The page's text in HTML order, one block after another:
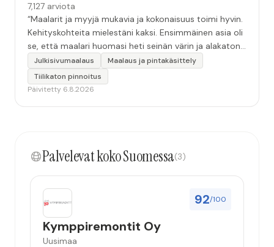
7,127 arviota
“Maalarit ja myyjä mukavia ja kokonaisuus toimi hyvin.
Kehityskohteita mielestäni kaksi. Ensimmäinen asia oli
se, että maalari huomasi heti seinän värin ja alakaton
värin erot mitä en huomannut. Hyvä toki että siinä
kohtaa huomattu mutta toki optimaalisessa
tilanteessa myyjä olisi jo kiinnittänyt tähän huomiota.
mahdollisuus että palveluita käytän”
Julkisivumaalaus
Maalaus ja pintakäsittely
Tiilikaton pinnoitus
Päivitetty 6.8.2026
Palvelevat koko Suomessa(3)
92/100
Kymppiremontit Oy
Uusimaa